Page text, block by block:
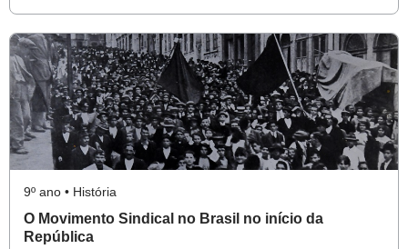
9º ano • História
O Movimento Sindical no Brasil no início da
República